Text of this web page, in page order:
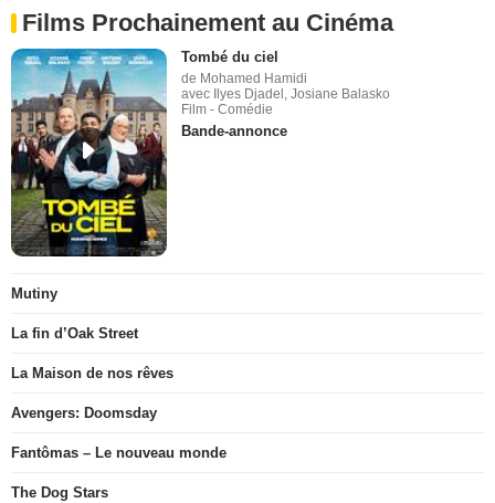
Films Prochainement au Cinéma
Tombé du ciel
de Mohamed Hamidi
avec Ilyes Djadel, Josiane Balasko
Film - Comédie
Bande-annonce
Mutiny
La fin d’Oak Street
La Maison de nos rêves
Avengers: Doomsday
Fantômas – Le nouveau monde
The Dog Stars